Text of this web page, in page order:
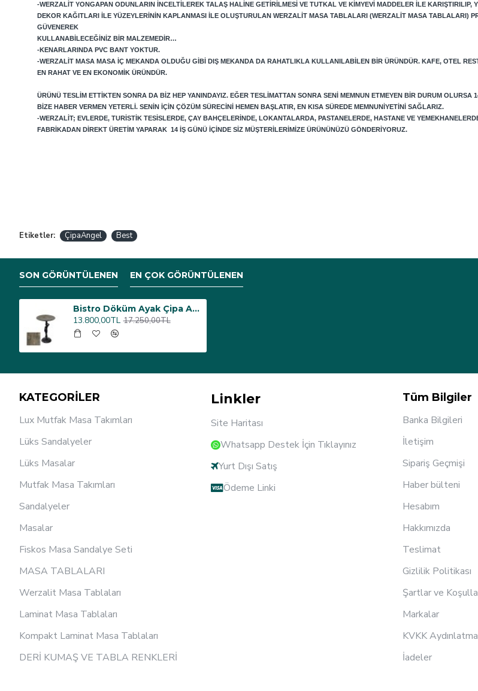
-WERZALIT YONGAPAN ODUNLARIN INCELTILEREK TALAŞ HALINE GETIRILMESI VE TUTKAL VE KIMYEVI MADDELER ILE KARIŞTIRILIP,
DEKOR KAĞITLARI ILE YÜZEYLERININ KAPLANMASI ILE OLUŞTURULAN WERZALIT MASA TABLALARI (WERZALIT MASA TABLALARI)
GÜVENEREK
KULLANABILECEĞINIZ BIR MALZEMEDIR…
-KENARLARINDA PVC BANT YOKTUR.
-WERZALIT MASA MASA IÇ MEKANDA OLDUĞU GIBI DIŞ MEKANDA DA RAHATLIKLA KULLANILABILEN BIR ÜRÜNDÜR. KAFE, OTEL
EN RAHAT VE EN EKONOMIK ÜRÜNDÜR.
ÜRÜNÜ TESLIM ETTIKTEN SONRA DA BIZ HEP YANINDAYIZ. EĞER TESLIMATTAN SONRA SENI MEMNUN ETMEYEN BIR DURUM OLURSA
BIZE HABER VERMEN YETERLI. SENIN IÇIN ÇÖZÜM SÜRECINI HEMEN BAŞLATIR, EN KISA SÜREDE MEMNUNIYETINI SAĞLARIZ.
-WERZALIT; EVLERDE, TURISTIK TESISLERDE, ÇAY BAHÇELERINDE, LOKANTALARDA, PASTANELERDE, HASTANE VE
FABRIKADAN DIREKT ÜRETIM YAPARAK 14 IŞ GÜNÜ IÇINDE SIZ MÜŞTERILERIMIZE ÜRÜNÜNÜZÜ GÖNDERIYORUZ.
Etiketler: ÇipaAngel Best
SON GÖRÜNTÜLENEN EN ÇOK GÖRÜNTÜLENEN
Bistro Döküm Ayak Çipa Angel Masa - (Werzalit, Wermodin ve Allzalit Tabla 60 cm çap) - Old Pine
13.800,00TL 17.250,00TL
KATEGORİLER
Lux Mutfak Masa Takımları
Lüks Sandalyeler
Lüks Masalar
Mutfak Masa Takımları
Sandalyeler
Masalar
Fiskos Masa Sandalye Seti
MASA TABLALARI
Werzalit Masa Tablaları
Laminat Masa Tablaları
Kompakt Laminat Masa Tablaları
DERİ KUMAŞ VE TABLA RENKLERİ
Linkler
Site Haritası
Whatsapp Destek İçin Tıklayınız
Yurt Dışı Satış
Ödeme Linki
Tüm Bilgiler
Banka Bilgileri
İletişim
Sipariş Geçmişi
Haber bülteni
Hesabım
Hakkımızda
Teslimat
Gizlilik Politikası
Şartlar ve
Markalar
KVKK
İadeler